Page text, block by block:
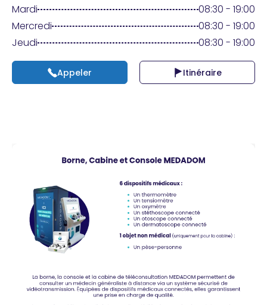
Mardi
08:30 - 19:00
Mercredi
08:30 - 19:00
Jeudi
08:30 - 19:00
Appeler Itinéraire